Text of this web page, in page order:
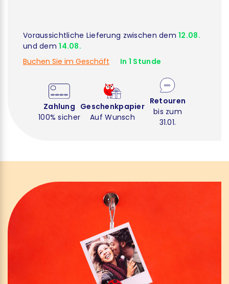
Voraussichtliche Lieferung zwischen dem12.08.
und dem14.08.
Buchen Sie im Geschäft
In 1 Stunde
Zahlung
100% sicher
Geschenkpapier
Auf Wunsch
Retouren
bis zum
31.01.